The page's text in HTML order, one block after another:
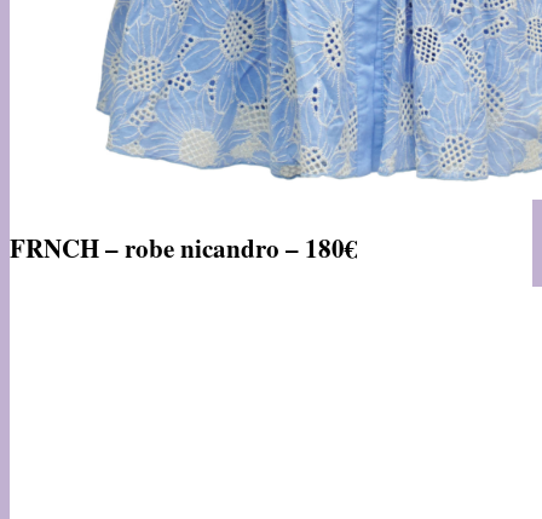
FRNCH – robe nicandro – 180€